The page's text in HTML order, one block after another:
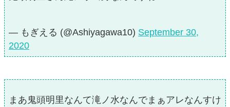
— もぎえる (@Ashiyagawa10) September 30,
2020
まあ鬼頭明里なんて滝ノ水なんでまぁアレなんすけ